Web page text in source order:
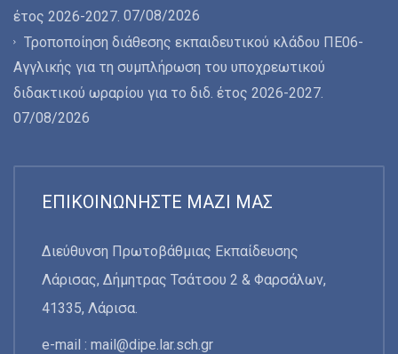
έτος 2026-2027. 07/08/2026
Τροποποίηση διάθεσης εκπαιδευτικού κλάδου ΠΕ06-
Αγγλικής για τη συμπλήρωση του υποχρεωτικού
διδακτικού ωραρίου για το διδ. έτος 2026-2027.
07/08/2026
ΕΠΙΚΟΙΝΩΝΉΣΤΕ ΜΑΖΊ ΜΑΣ
Διεύθυνση Πρωτοβάθμιας Εκπαίδευσης
Λάρισας, Δήμητρας Τσάτσου 2 & Φαρσάλων,
41335, Λάρισα.
e-mail : mail@dipe.lar.sch.gr